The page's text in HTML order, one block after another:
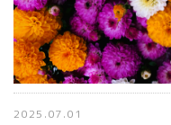
2025.07.01